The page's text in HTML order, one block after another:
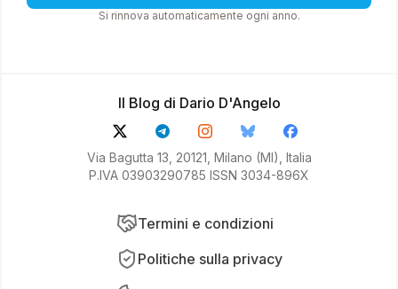
Si rinnova automaticamente ogni anno.
Termini e condizioni
Politiche sulla privacy
Il Blog di Dario D'Angelo
Via Bagutta 13, 20121, Milano (MI), Italia
P.IVA 03903290785 ISSN 3034-896X